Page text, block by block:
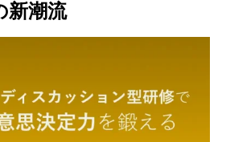
新潮流